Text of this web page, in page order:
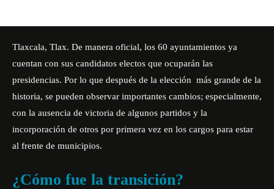
Tlaxcala, Tlax. De manera oficial, los 60 ayuntamientos ya
cuentan con sus candidatos electos que ocuparán las
presidencias. Por lo que después de la elección más grande de la
historia, se pueden observar importantes cambios; especialmente,
con la ausencia de victoria de algunos partidos y la
incorporación de otros por primera vez en los cargos para estar
al frente de municipios.
¿Cómo fue la transición?